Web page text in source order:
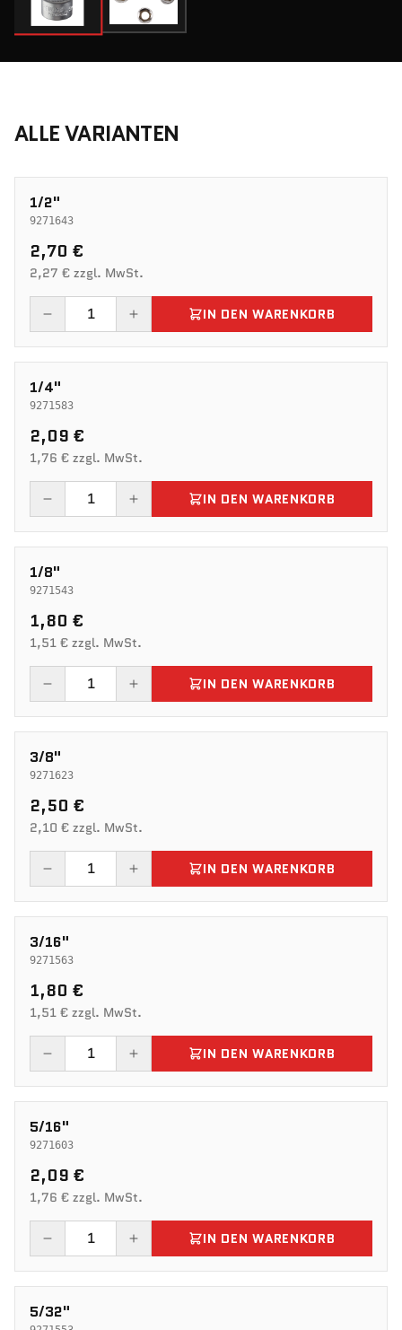
ALLE VARIANTEN
1/2"
9271643
2,70 €
2,27 € zzgl. MwSt.
IN DEN WARENKORB
1/4"
9271583
2,09 €
1,76 € zzgl. MwSt.
IN DEN WARENKORB
1/8"
9271543
1,80 €
1,51 € zzgl. MwSt.
IN DEN WARENKORB
3/8"
9271623
2,50 €
2,10 € zzgl. MwSt.
IN DEN WARENKORB
3/16"
9271563
1,80 €
1,51 € zzgl. MwSt.
IN DEN WARENKORB
5/16"
9271603
2,09 €
1,76 € zzgl. MwSt.
IN DEN WARENKORB
5/32"